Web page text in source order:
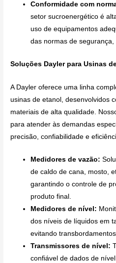
Conformidade com
setor sucroenergético é
uso de equipamentos
das normas de
Soluções Dayler para Usinas
A Dayler oferece uma linha
usinas de etanol, desenvolvidos
materiais de alta qualidade.
para atender às demandas
precisão, confiabilidade e
Medidores de vazão:
de caldo de cana, mosto,
garantindo o controle de
produto final.
Medidores de nível:
dos níveis de líquidos em
evitando
Transmissores de nível:
confiável de dados de